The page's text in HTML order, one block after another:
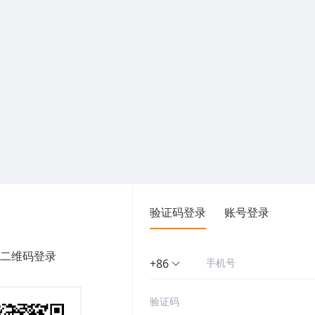
维码登录
验证码登录 账号登录
+86